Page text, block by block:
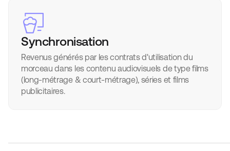
Synchronisation
Revenus générés par les contrats d'utilisation du
morceau dans les contenu audiovisuels de type films
(long-métrage & court-métrage), séries et films
publicitaires.